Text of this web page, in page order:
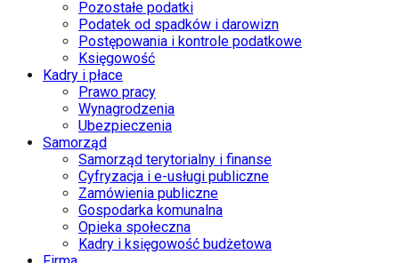
Pozostałe podatki
Podatek od spadków i darowizn
Postępowania i kontrole podatkowe
Księgowość
Kadry i płace
Prawo pracy
Wynagrodzenia
Ubezpieczenia
Samorząd
Samorząd terytorialny i finanse
Cyfryzacja i e-usługi publiczne
Zamówienia publiczne
Gospodarka komunalna
Opieka społeczna
Kadry i księgowość budżetowa